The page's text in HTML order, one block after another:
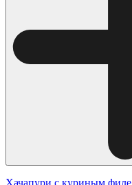
Хачапури с куриным филе